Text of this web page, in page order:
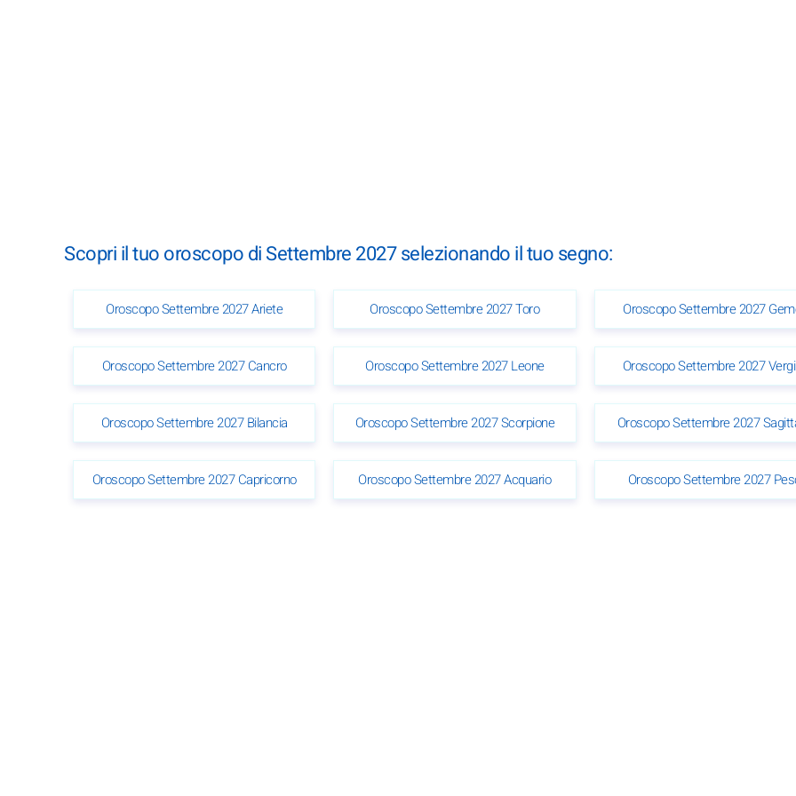
Scopri il tuo oroscopo di Settembre 2027 selezionando il tuo segno:
Oroscopo Settembre 2027 Ariete Oroscopo Settembre 2027 Toro Oroscopo Settembre 2027
Oroscopo Settembre 2027 Cancro Oroscopo Settembre 2027 Leone Oroscopo Settembre 2027
Oroscopo Settembre 2027 Bilancia Oroscopo Settembre 2027 Scorpione Oroscopo Settembre 2027
Oroscopo Settembre 2027 Capricorno Oroscopo Settembre 2027 Acquario Oroscopo Settembre 2027